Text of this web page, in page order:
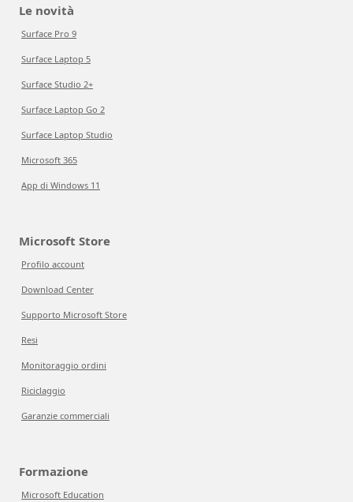
Le novità
Surface Pro 9
Surface Laptop 5
Surface Studio 2+
Surface Laptop Go 2
Surface Laptop Studio
Microsoft 365
App di Windows 11
Microsoft Store
Profilo account
Download Center
Supporto Microsoft Store
Resi
Monitoraggio ordini
Riciclaggio
Garanzie commerciali
Formazione
Microsoft Education